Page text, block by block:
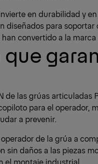
en durabilidad y
diseñados para
convertido a la
de las grúas articuladas
para el operador,
a prevenir.
de la grúa a
sin daños a las piezas
el montaje industrial.